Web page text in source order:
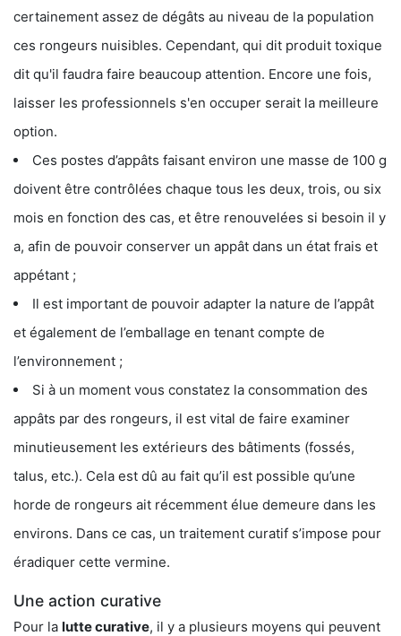
certainement assez de dégâts au niveau de la population
ces rongeurs nuisibles. Cependant, qui dit produit toxique
dit qu'il faudra faire beaucoup attention. Encore une fois,
laisser les professionnels s'en occuper serait la meilleure
option.
Ces postes d’appâts faisant environ une masse de 100 g
doivent être contrôlées chaque tous les deux, trois, ou six
mois en fonction des cas, et être renouvelées si besoin il y
a, afin de pouvoir conserver un appât dans un état frais et
appétant ;
Il est important de pouvoir adapter la nature de l’appât
et également de l’emballage en tenant compte de
l’environnement ;
Si à un moment vous constatez la consommation des
appâts par des rongeurs, il est vital de faire examiner
minutieusement les extérieurs des bâtiments (fossés,
talus, etc.). Cela est dû au fait qu’il est possible qu’une
horde de rongeurs ait récemment élue demeure dans les
environs. Dans ce cas, un traitement curatif s’impose pour
éradiquer cette vermine.
Une action curative
Pour la lutte curative, il y a plusieurs moyens qui peuvent